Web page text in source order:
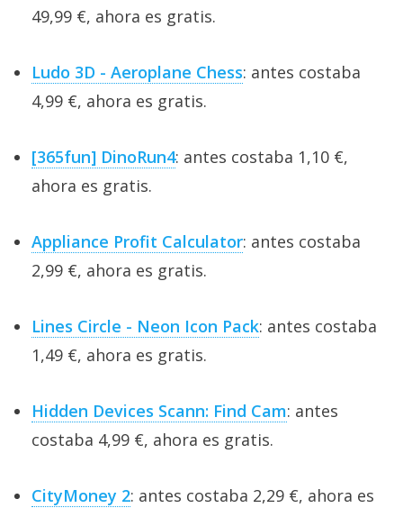
49,99 €, ahora es gratis.
Ludo 3D - Aeroplane Chess: antes costaba
4,99 €, ahora es gratis.
[365fun] DinoRun4: antes costaba 1,10 €,
ahora es gratis.
Appliance Profit Calculator: antes costaba
2,99 €, ahora es gratis.
Lines Circle - Neon Icon Pack: antes costaba
1,49 €, ahora es gratis.
Hidden Devices Scann: Find Cam: antes
costaba 4,99 €, ahora es gratis.
CityMoney 2: antes costaba 2,29 €, ahora es